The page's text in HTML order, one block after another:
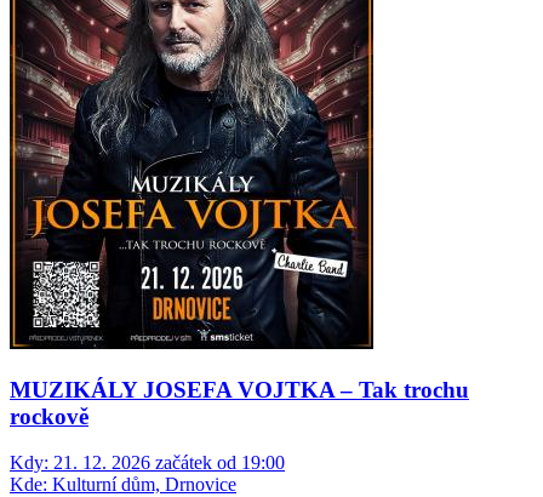
MUZIKÁLY JOSEFA VOJTKA – Tak trochu
rockově
Kdy: 21. 12. 2026 začátek od 19:00
Kde: Kulturní dům, Drnovice